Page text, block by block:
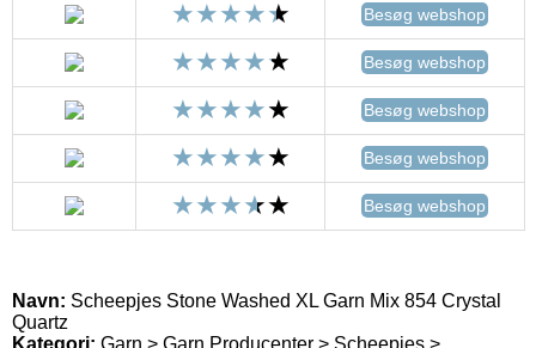
Besøg webshop
Besøg webshop
Besøg webshop
Besøg webshop
Besøg webshop
Navn: Scheepjes Stone Washed XL Garn Mix 854 Crystal
Quartz
Kategori: Garn > Garn Producenter > Scheepjes >